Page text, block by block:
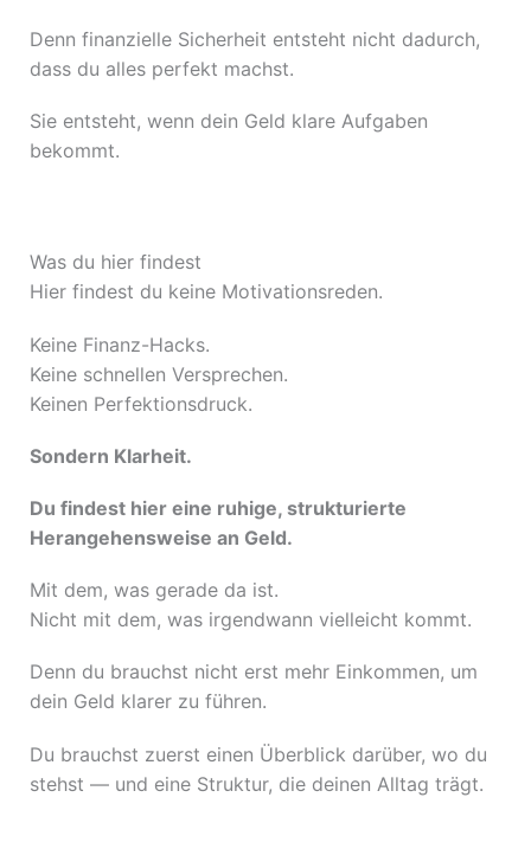
Denn finanzielle Sicherheit entsteht nicht dadurch,
dass du alles perfekt machst.
Sie entsteht, wenn dein Geld klare Aufgaben
bekommt.
Was du hier findest
Hier findest du keine Motivationsreden.
Keine Finanz-Hacks.
Keine schnellen Versprechen.
Keinen Perfektionsdruck.
Sondern Klarheit.
Du findest hier eine ruhige, strukturierte
Herangehensweise an Geld.
Mit dem, was gerade da ist.
Nicht mit dem, was irgendwann vielleicht kommt.
Denn du brauchst nicht erst mehr Einkommen, um
dein Geld klarer zu führen.
Du brauchst zuerst einen Überblick darüber, wo du
stehst — und eine Struktur, die deinen Alltag trägt.